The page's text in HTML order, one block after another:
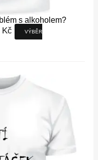
s alkoholem?
Kč
VÝBĚR